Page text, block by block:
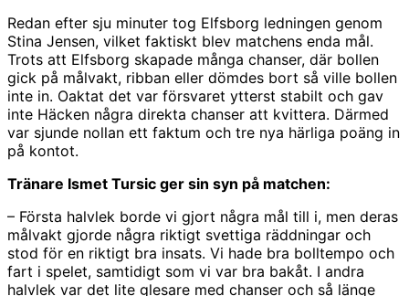
Redan efter sju minuter tog Elfsborg ledningen genom
Stina Jensen, vilket faktiskt blev matchens enda mål.
Trots att Elfsborg skapade många chanser, där bollen
gick på målvakt, ribban eller dömdes bort så ville bollen
inte in. Oaktat det var försvaret ytterst stabilt och gav
inte Häcken några direkta chanser att kvittera. Därmed
var sjunde nollan ett faktum och tre nya härliga poäng in
på kontot.
Tränare Ismet Tursic ger sin syn på matchen:
– Första halvlek borde vi gjort några mål till i, men deras
målvakt gjorde några riktigt svettiga räddningar och
stod för en riktigt bra insats. Vi hade bra bolltempo och
fart i spelet, samtidigt som vi var bra bakåt. I andra
halvlek var det lite glesare med chanser och så länge